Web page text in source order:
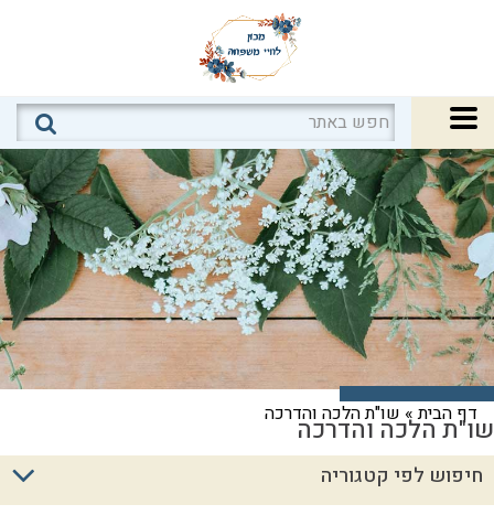
דף הבית» שו"ת הלכה והדרכה
שו"ת הלכה והדרכה
חיפוש לפי קטגוריה